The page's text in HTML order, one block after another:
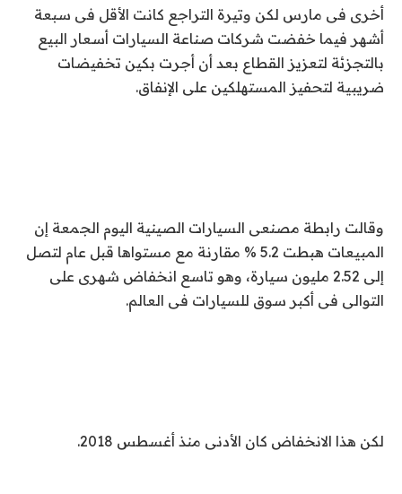
أخرى فى مارس لكن وتيرة التراجع كانت الأقل فى سبعة
أشهر فيما خفضت شركات صناعة السيارات أسعار البيع
بالتجزئة لتعزيز القطاع بعد أن أجرت بكين تخفيضات
ضريبية لتحفيز المستهلكين على الإنفاق.
وقالت رابطة مصنعى السيارات الصينية اليوم الجمعة إن
المبيعات هبطت 5.2 % مقارنة مع مستواها قبل عام لتصل
إلى 2.52 مليون سيارة، وهو تاسع انخفاض شهرى على
التوالى فى أكبر سوق للسيارات فى العالم.
لكن هذا الانخفاض كان الأدنى منذ أغسطس 2018.